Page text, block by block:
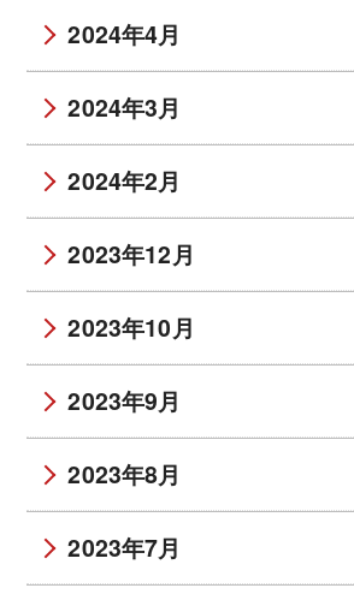
2024年4月
2024年3月
2024年2月
2023年12月
2023年10月
2023年9月
2023年8月
2023年7月